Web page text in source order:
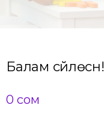
Балам сүйлөсүн!
0 сом